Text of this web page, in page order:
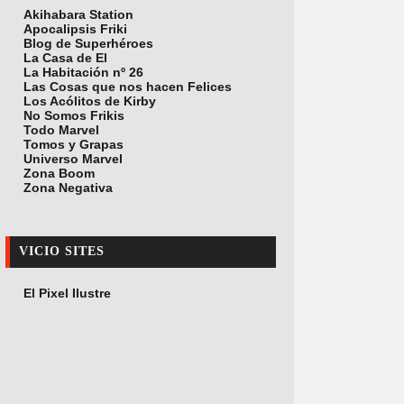
Akihabara Station
Apocalipsis Friki
Blog de Superhéroes
La Casa de El
La Habitación nº 26
Las Cosas que nos hacen Felices
Los Acólitos de Kirby
No Somos Frikis
Todo Marvel
Tomos y Grapas
Universo Marvel
Zona Boom
Zona Negativa
VICIO SITES
El Pixel Ilustre